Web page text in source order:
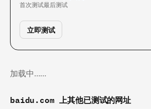
首次测试最后测试
立即测试
加载中……
baidu.com 上其他已测试的网址